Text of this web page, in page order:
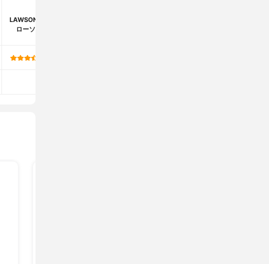
LAWSON(ローソン)
ローソンアプリ